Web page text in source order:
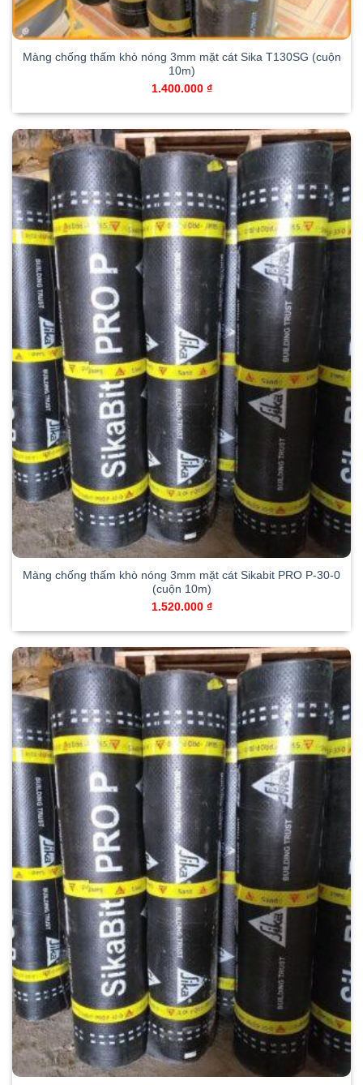
Màng chống thấm khò nóng 3mm mặt cát Sika T130SG (cuộn
10m)
1.400.000 ₫
Màng chống thấm khò nóng 3mm mặt cát Sikabit PRO P-30-0
(cuộn 10m)
1.520.000 ₫